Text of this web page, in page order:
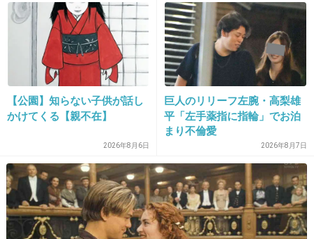
野田秀樹も開会式の演出ヤル気満々アピールし
てますよｗ
+693 -23
26. 匿名2016/10/30(日) 11:15:13
+133 -1232
27. 匿名2016/10/30(日) 11:15:33
【公園】知らない子供が話し
かけてくる【親不在】
2026年8月6日
巨人のリリーフ左腕・高梨雄
平「左手薬指に指輪」でお泊
まり不倫愛
2026年8月7日